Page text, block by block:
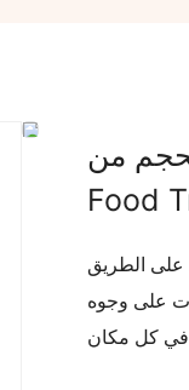
من
Food
على الطريق
على وجوه